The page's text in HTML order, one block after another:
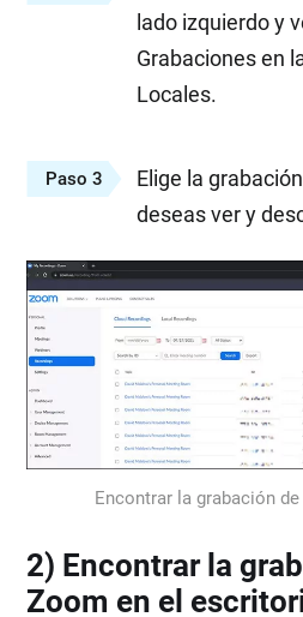
lado izquierdo y
Grabaciones en
Locales.
Paso 3
Elige la
deseas ver y
Encontrar la grabación
2) Encontrar la
Zoom en el